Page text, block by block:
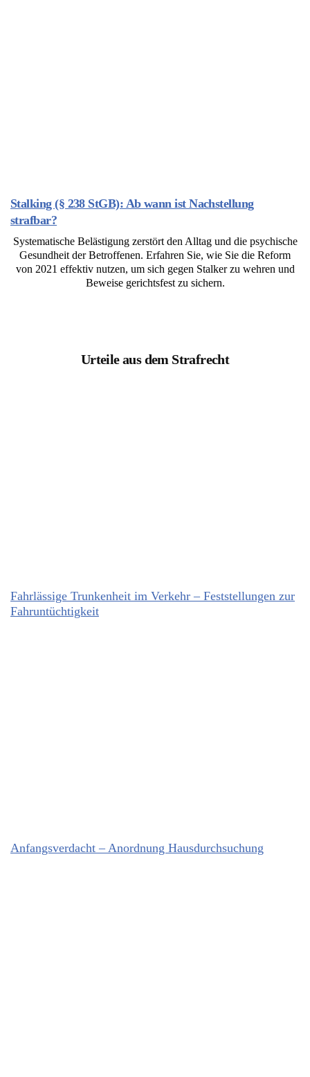
Stalking (§ 238 StGB): Ab wann ist Nachstellung
strafbar?
Systematische Belästigung zerstört den Alltag und die psychische
Gesundheit der Betroffenen. Erfahren Sie, wie Sie die Reform
von 2021 effektiv nutzen, um sich gegen Stalker zu wehren und
Beweise gerichtsfest zu sichern.
Urteile aus dem Strafrecht
Fahrlässige Trunkenheit im Verkehr – Feststellungen zur
Fahruntüchtigkeit
Anfangsverdacht – Anordnung Hausdurchsuchung